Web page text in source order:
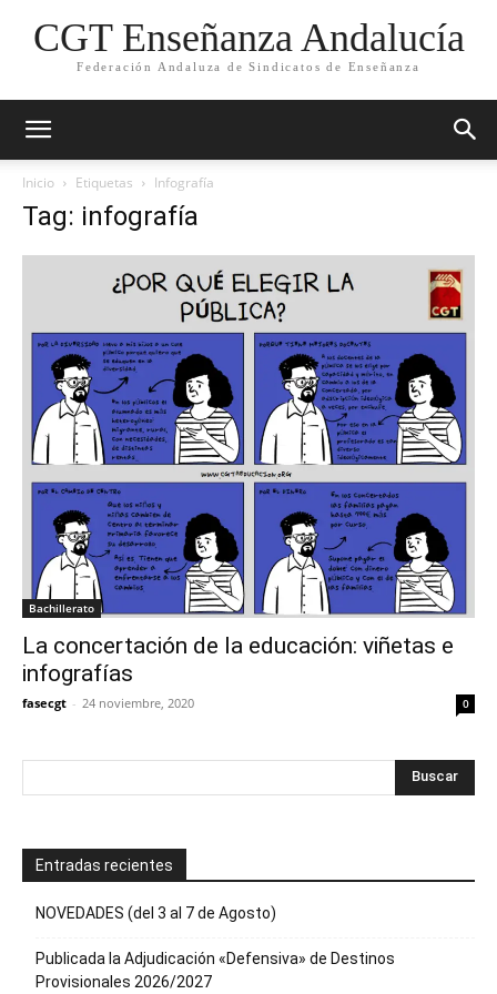
CGT Enseñanza Andalucía
Federación Andaluza de Sindicatos de Enseñanza
Inicio Etiquetas Infografía
Tag: infografía
Bachillerato
La concertación de la educación: viñetas e
infografías
fasecgt - 24 noviembre, 2020 0
Entradas recientes
NOVEDADES (del 3 al 7 de Agosto)
Publicada la Adjudicación «Defensiva» de Destinos
Provisionales 2026/2027